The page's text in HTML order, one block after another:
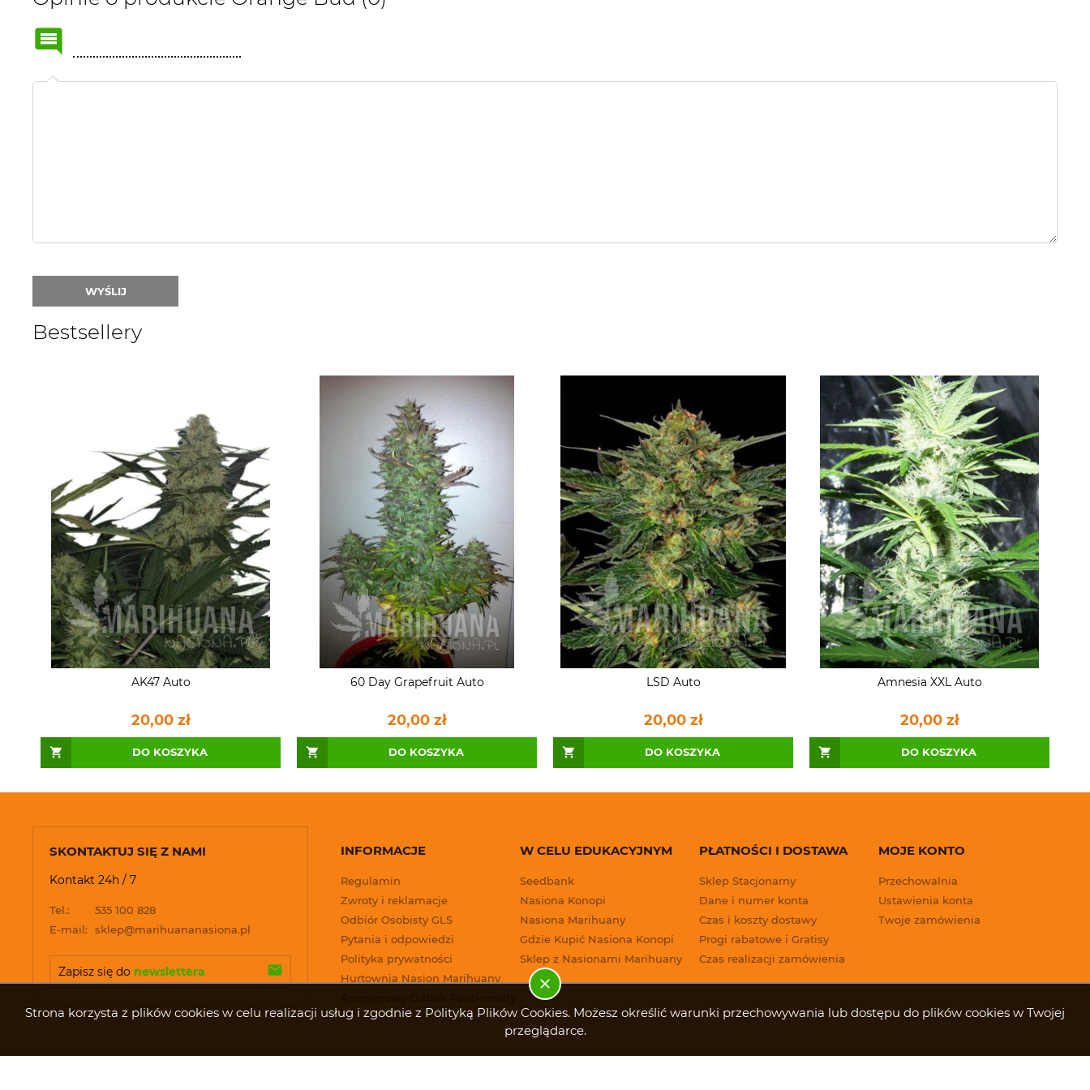
Strona korzysta z plików cookies w celu realizacji usług i zgodnie z Polityką Plików Cookies. Możesz określić warunki przechowywania lub dostępu do plików cookies w Twojej
przeglądarce.
WYŚLIJ
Bestsellery
AK47 Auto
20,00 zł
DO KOSZYKA
60 Day Grapefruit Auto
20,00 zł
DO KOSZYKA
LSD Auto
20,00 zł
DO KOSZYKA
Amnesia XXL Auto
20,00 zł
DO KOSZYKA
INFORMACJE
Regulamin
Zwroty i reklamacje
Odbiór Osobisty GLS
Pytania i odpowiedzi
Polityka prywatności
Hurtownia Nasion Marihuany
W CELU EDUKACYJNYM
Seedbank
Nasiona Konopi
Nasiona Marihuany
Gdzie Kupić Nasiona Konopi
Sklep z Nasionami Marihuany
PŁATNOŚCI I DOSTAWA
Sklep Stacjonarny
Dane i numer konta
Czas i koszty dostawy
Progi rabatowe i Gratisy
Czas realizacji zamówienia
MOJE KONTO
Przechowalnia
Ustawienia konta
Twoje zamówienia
SKONTAKTUJ SIĘ Z NAMI
Kontakt 24h / 7
Tel.:
535 100 828
E-mail: sklep@marihuananasiona.pl
Zapisz się do newslettera